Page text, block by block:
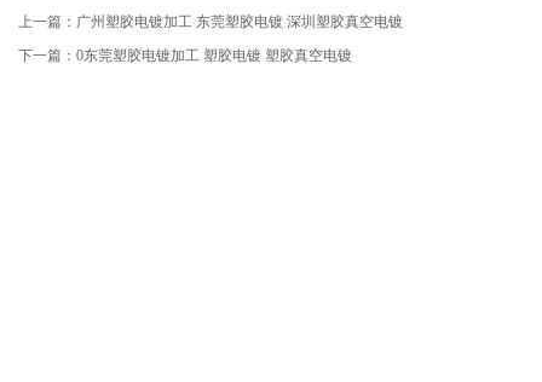
上一篇： 广州塑胶电镀加工 东莞塑胶电镀 深圳塑胶真空电镀
下一篇：0东莞塑胶电镀加工 塑胶电镀 塑胶真空电镀